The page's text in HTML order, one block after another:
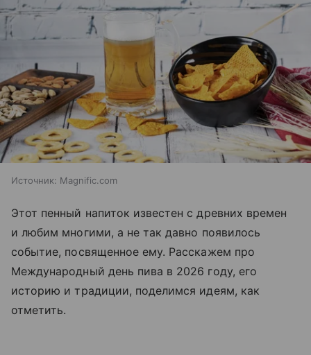
Источник: Magnific.com
Этот пенный напиток известен с древних времен
и любим многими, а не так давно появилось
событие, посвященное ему. Расскажем про
Международный день пива в 2026 году, его
историю и традиции, поделимся идеям, как
отметить.